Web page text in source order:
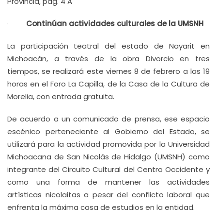
· Continúan actividades culturales de la UMSNH
La participación teatral del estado de Nayarit en
Michoacán, a través de la obra Divorcio en tres
tiempos, se realizará este viernes 8 de febrero a las 19
horas en el Foro La Capilla, de la Casa de la Cultura de
Morelia, con entrada gratuita.
De acuerdo a un comunicado de prensa, ese espacio
escénico perteneciente al Gobierno del Estado, se
utilizará para la actividad promovida por la Universidad
Michoacana de San Nicolás de Hidalgo (UMSNH) como
integrante del Circuito Cultural del Centro Occidente y
como una forma de mantener las actividades
artísticas nicolaitas a pesar del conflicto laboral que
enfrenta la máxima casa de estudios en la entidad.